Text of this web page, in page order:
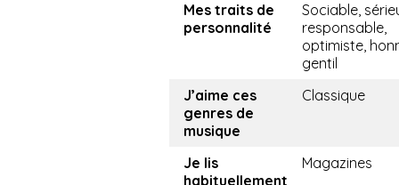
Mes traits de
personnalité
Sociable,
responsable,
optimiste,
gentil
J’aime ces
genres de
musique
Classique
Je lis
habituellement
Magazines